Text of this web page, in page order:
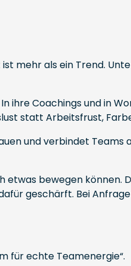
mehr als ein Trend.
ihre Coachings und in
statt Arbeitsfrust,
und verbindet Teams
etwas bewegen können.
geschärft. Bei
für echte Teamenergie“.